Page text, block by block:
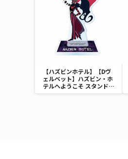
【ハズビンホテル】【Dヴ
ェルベット】ハズビン・ホ
テルへようこそ スタンド付
きアクリルプレートvol.2